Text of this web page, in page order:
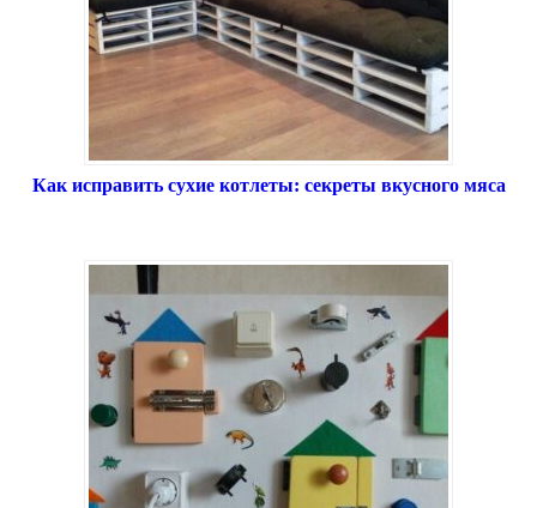
Как исправить сухие котлеты: секреты вкусного мяса